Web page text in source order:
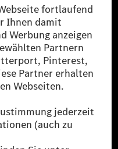
vermiedene oder nicht
Benz Group durch
werden.
von MB.CHARGE
Sofern an der jeweiligen
Energien vorliegt,
Diese stellen
Public eine äquivalente
Stromnetz eingespeist wird.
vorgeschriebenen
Light vehicles Test